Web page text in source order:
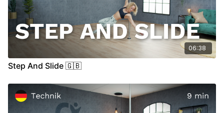
06:38
Step And Slide 🇬🇧